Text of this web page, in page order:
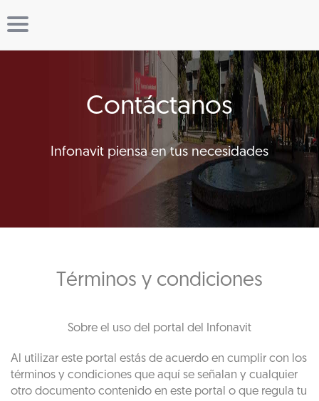
Contáctanos
Infonavit piensa en tus necesidades
Términos y condiciones
Sobre el uso del portal del Infonavit
Al utilizar este portal estás de acuerdo en cumplir con los
términos y condiciones que aquí se señalan y cualquier
otro documento contenido en este portal o que regula tu